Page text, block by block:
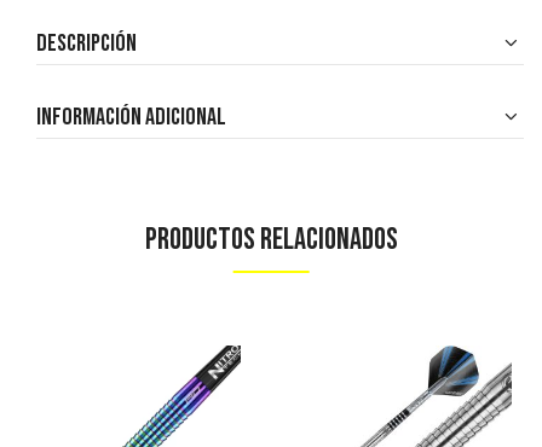
Descripción
Información adicional
Productos Relacionados